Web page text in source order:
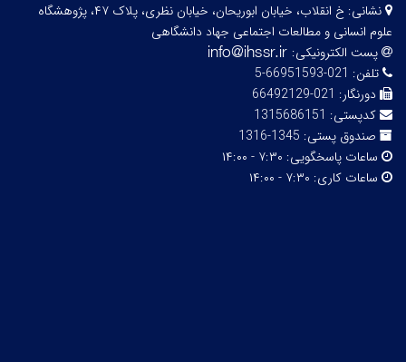
نشانی:
خ انقلاب، خیابان ابوریحان، خیابان نظری، پلاک ۴۷، پژوهشگاه
علوم انسانی و مطالعات اجتماعی جهاد دانشگاهی
پست الکترونیکی:
تلفن: 021-66951593-5
دورنگار: 021-66492129
کدپستی: 1315686151
صندوق پستی: 1345-1316
ساعات پاسخگویی: ۷:۳۰ - ۱۴:۰۰
ساعات کاری: ۷:۳۰ - ۱۴:۰۰